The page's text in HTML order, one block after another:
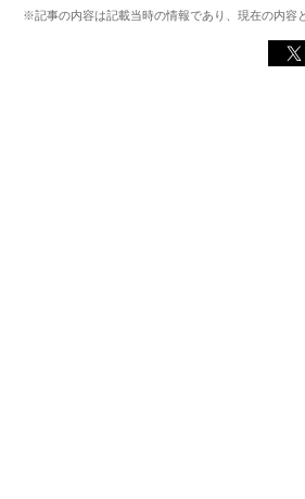
スマホアプリ）他
※記事の内容は記載当時の情報であり、現在の内容